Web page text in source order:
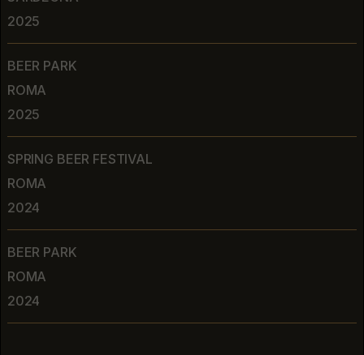
2025
BEER PARK
ROMA
2025
SPRING BEER FESTIVAL
ROMA
2024
BEER PARK
ROMA
2024